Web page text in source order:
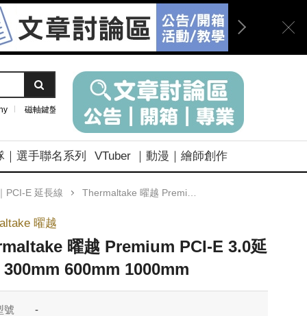
磁軸鍵盤
｜選手聯名系列 VTuber ｜動漫｜繪師創作
PCI-E 延長線 Thermaltake 曜越 Premium PCI-E 3.0延長線 300mm 600mm 1000mm
曜越
曜越 Premium PCI-E 3.0延
300mm 600mm 1000mm
號
-